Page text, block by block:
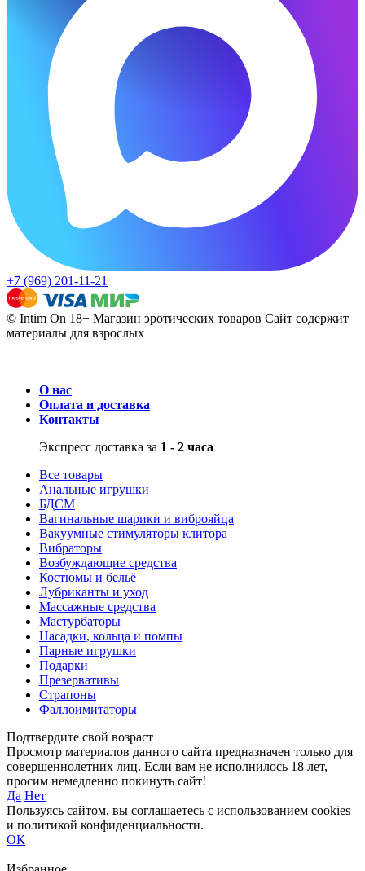
+7 (969) 201-11-21
© Intim On 18+ Магазин эротических товаров Сайт содержит
материалы для взрослых
О нас
Оплата и доставка
Контакты
Экспресс доставка за 1 - 2 часа
Все товары
Анальные игрушки
БДСМ
Вагинальные шарики и виброяйца
Вакуумные стимуляторы клитора
Вибраторы
Возбуждающие средства
Костюмы и бельё
Лубриканты и уход
Массажные средства
Мастурбаторы
Насадки, кольца и помпы
Парные игрушки
Подарки
Презервативы
Страпоны
Фаллоимитаторы
Подтвердите свой возраст
Просмотр материалов данного сайта предназначен только для
совершеннолетних лиц. Если вам не исполнилось 18 лет,
просим немедленно покинуть сайт!
Да Нет
Пользуясь сайтом, вы соглашаетесь с использованием cookies
и политикой конфиденциальности.
ОК